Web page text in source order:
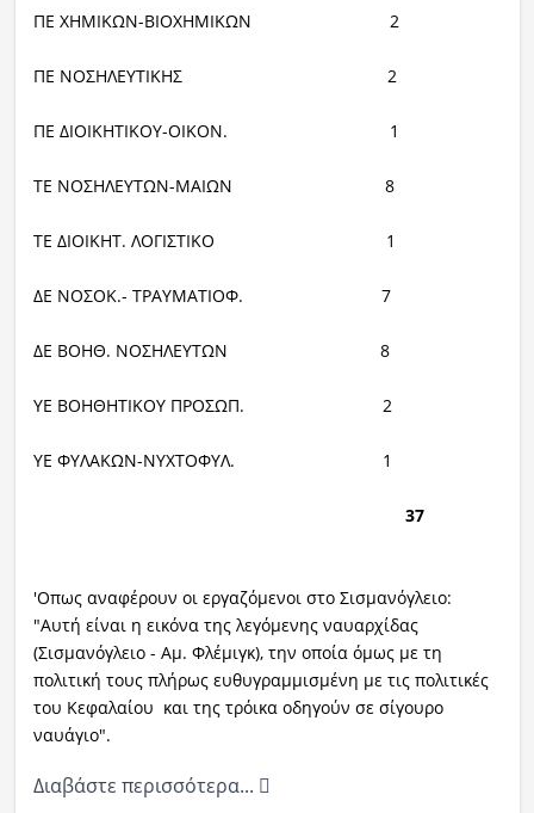
ΠΕ ΧΗΜΙΚΩΝ-ΒΙΟΧΗΜΙΚΩΝ 2
ΠΕ ΝΟΣΗΛΕΥΤΙΚΗΣ 2
ΠΕ ΔΙΟΙΚΗΤΙΚΟΥ-ΟΙΚΟΝ. 1
ΤΕ ΝΟΣΗΛΕΥΤΩΝ-ΜΑΙΩΝ 8
ΤΕ ΔΙΟΙΚΗΤ. ΛΟΓΙΣΤΙΚΟ 1
ΔΕ ΝΟΣΟΚ.- ΤΡΑΥΜΑΤΙΟΦ. 7
ΔΕ ΒΟΗΘ. ΝΟΣΗΛΕΥΤΩΝ 8
ΥΕ ΒΟΗΘΗΤΙΚΟΥ ΠΡΟΣΩΠ. 2
ΥΕ ΦΥΛΑΚΩΝ-ΝΥΧΤΟΦΥΛ. 1
37
'Οπως αναφέρουν οι εργαζόμενοι στο Σισμανόγλειο:
"Αυτή είναι η εικόνα της λεγόμενης ναυαρχίδας
(Σισμανόγλειο - Αμ. Φλέμιγκ), την οποία όμως με τη
πολιτική τους πλήρως ευθυγραμμισμένη με τις πολιτικές
του Κεφαλαίου και της τρόικα οδηγούν σε σίγουρο
ναυάγιο".
Διαβάστε περισσότερα...